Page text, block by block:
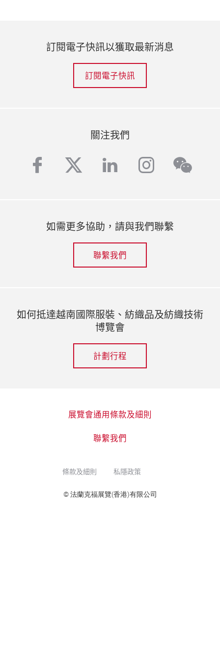
訂閱電子快訊以獲取最新消息
訂閱電子快訊
關注我們
facebook
twitterlinkedin
如需更多協助，請與我們聯繫
聯繫我們
如何抵達越南國際服裝、紡織品及紡織技術
博覽會
計劃行程
展覽會通用條款及細則
聯繫我們
條款及細則 私隱政策
© 法蘭克福展覽(香港)有限公司